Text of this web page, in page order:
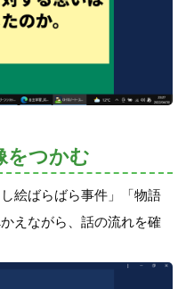
をつかむ
絵ばらばら事件」「物語
えながら、話の流れを確